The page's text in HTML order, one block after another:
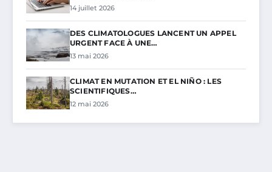
14 juillet 2026
DES CLIMATOLOGUES LANCENT UN APPEL
URGENT FACE À UNE…
13 mai 2026
CLIMAT EN MUTATION ET EL NIÑO : LES
SCIENTIFIQUES…
12 mai 2026